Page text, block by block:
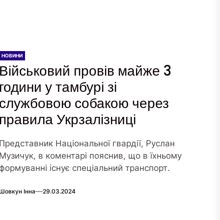
НОВИНИ
провів майже 3
у тамбурі зі
собакою через
Укрзалізниці
Національної гвардії, Руслан
в коментарі пояснив, що в їхньому
існує спеціальний транспорт.
Інна 29.03.2024